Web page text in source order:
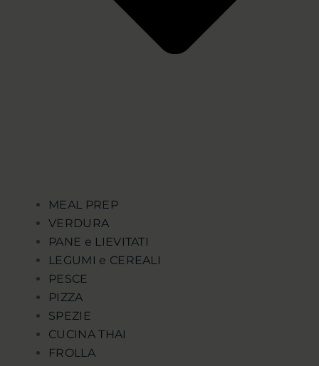
MEAL PREP
VERDURA
PANE e LIEVITATI
LEGUMI e CEREALI
PESCE
PIZZA
SPEZIE
CUCINA THAI
FROLLA